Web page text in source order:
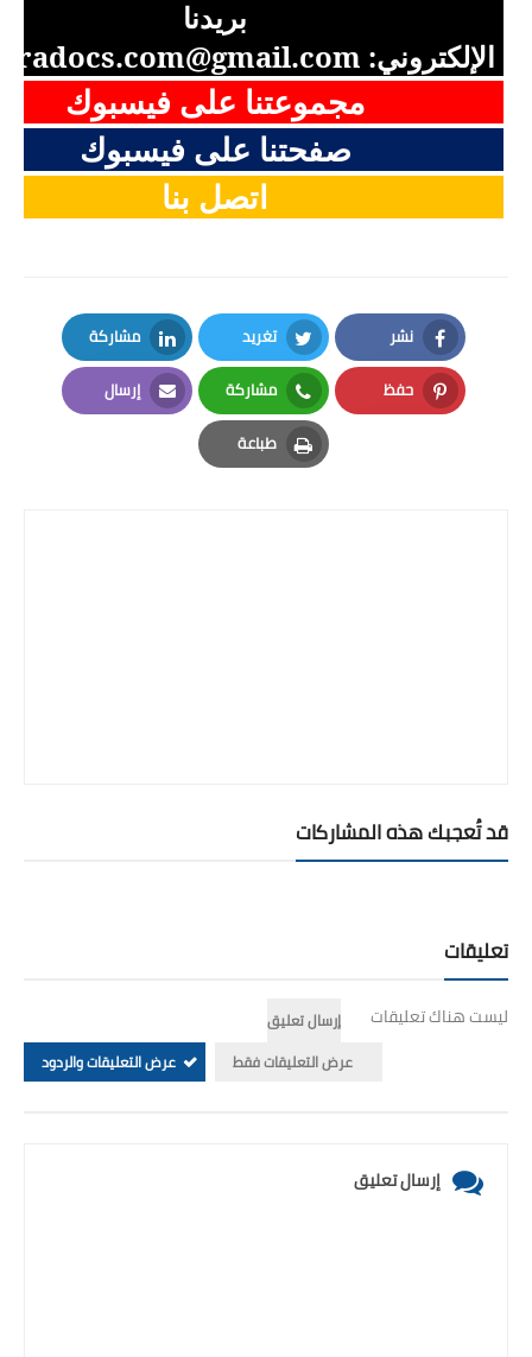
بريدنا
الإلكتروني:
مجموعتنا على فيسبوك
صفحتنا على فيسبوك
اتصل بنا
نشر
Facebook
تغريد
Twitter
مشاركة
LinkedIn
حفظ
Pinterest
مشاركة
Whatsapp
إرسال
Email
طباعة
Print
قد تُعجبك هذه المشاركات
تعليقات
ليست هناك تعليقات
إرسال تعليق
عرض التعليقات فقط
عرض التعليقات والردود
إرسال تعليق